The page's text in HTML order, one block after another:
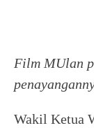
Film MUlan
Wakil Ketua